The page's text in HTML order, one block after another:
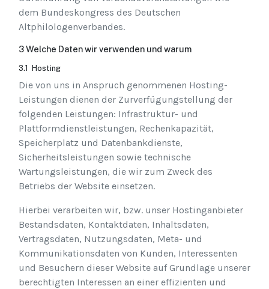
dem Bundeskongress des Deutschen
Altphilologenverbandes.
3 Welche Daten wir verwenden und warum
3.1 Hosting
Die von uns in Anspruch genommenen Hosting-
Leistungen dienen der Zurverfügungstellung der
folgenden Leistungen: Infrastruktur- und
Plattformdienstleistungen, Rechenkapazität,
Speicherplatz und Datenbankdienste,
Sicherheitsleistungen sowie technische
Wartungsleistungen, die wir zum Zweck des
Betriebs der Website einsetzen.
Hierbei verarbeiten wir, bzw. unser Hostinganbieter
Bestandsdaten, Kontaktdaten, Inhaltsdaten,
Vertragsdaten, Nutzungsdaten, Meta- und
Kommunikationsdaten von Kunden, Interessenten
und Besuchern dieser Website auf Grundlage unserer
berechtigten Interessen an einer effizienten und